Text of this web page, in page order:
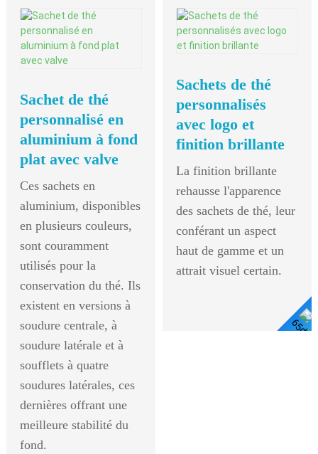
Sachet de thé
personnalisé en
aluminium à fond
plat avec valve
Ces sachets en
aluminium, disponibles
en plusieurs couleurs,
sont couramment
utilisés pour la
conservation du thé. Ils
existent en versions à
soudure centrale, à
soudure latérale et à
soufflets à quatre
soudures latérales, ces
dernières offrant une
meilleure stabilité du
fond.
Sachets de thé
personnalisés
avec logo et
finition brillante
La finition brillante
rehausse l'apparence
des sachets de thé, leur
conférant un aspect
haut de gamme et un
attrait visuel certain.